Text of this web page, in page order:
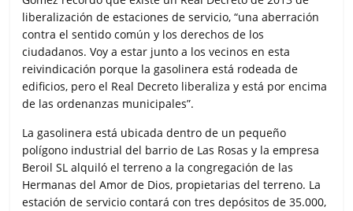
liberalización de estaciones de servicio, “una aberración
contra el sentido común y los derechos de los
ciudadanos. Voy a estar junto a los vecinos en esta
reivindicación porque la gasolinera está rodeada de
edificios, pero el Real Decreto liberaliza y está por encima
de las ordenanzas municipales”.
La gasolinera está ubicada dentro de un pequeño
polígono industrial del barrio de Las Rosas y la empresa
Beroil SL alquiló el terreno a la congregación de las
Hermanas del Amor de Dios, propietarias del terreno. La
estación de servicio contará con tres depósitos de 35.000,